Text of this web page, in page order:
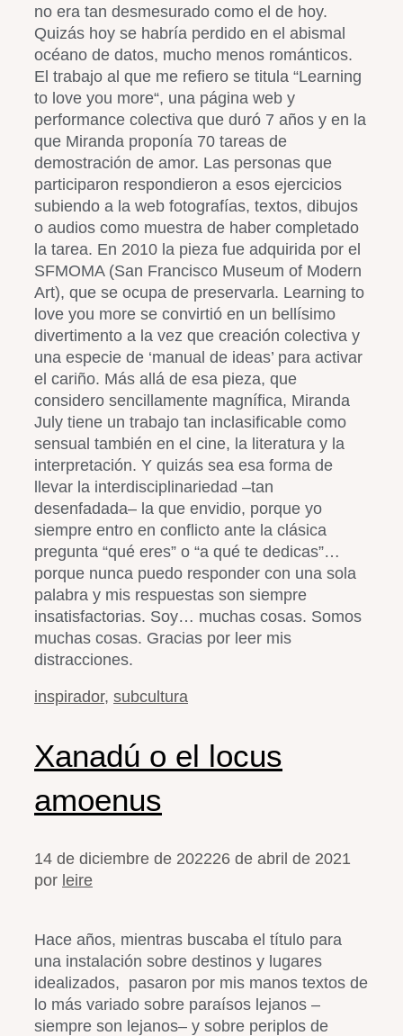
no era tan desmesurado como el de hoy.
Quizás hoy se habría perdido en el abismal
océano de datos, mucho menos románticos.
El trabajo al que me refiero se titula “Learning
to love you more“, una página web y
performance colectiva que duró 7 años y en la
que Miranda proponía 70 tareas de
demostración de amor. Las personas que
participaron respondieron a esos ejercicios
subiendo a la web fotografías, textos, dibujos
o audios como muestra de haber completado
la tarea. En 2010 la pieza fue adquirida por el
SFMOMA (San Francisco Museum of Modern
Art), que se ocupa de preservarla. Learning to
love you more se convirtió en un bellísimo
divertimento a la vez que creación colectiva y
una especie de ‘manual de ideas’ para activar
el cariño. Más allá de esa pieza, que
considero sencillamente magnífica, Miranda
July tiene un trabajo tan inclasificable como
sensual también en el cine, la literatura y la
interpretación. Y quizás sea esa forma de
llevar la interdisciplinariedad –tan
desenfadada– la que envidio, porque yo
siempre entro en conflicto ante la clásica
pregunta “qué eres” o “a qué te dedicas”…
porque nunca puedo responder con una sola
palabra y mis respuestas son siempre
insatisfactorias. Soy… muchas cosas. Somos
muchas cosas. Gracias por leer mis
distracciones.
inspirador, subcultura
Xanadú o el locus
amoenus
14 de diciembre de 202226 de abril de 2021
por leire
Hace años, mientras buscaba el título para
una instalación sobre destinos y lugares
idealizados, pasaron por mis manos textos de
lo más variado sobre paraísos lejanos –
siempre son lejanos– y sobre periplos de